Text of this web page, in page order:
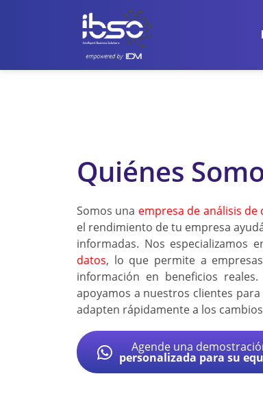
Quiénes
Somos una empresa de análisis de
el rendimiento de tu empresa
informadas. Nos especializamos
datos, lo que permite a
información en beneficios
apoyamos a nuestros clientes
adapten rápidamente a los
Agende una
personalizada para su